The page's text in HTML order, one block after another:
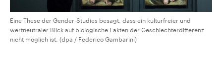
Eine These der Gender-Studies besagt, dass ein kulturfreier und
wertneutraler Blick auf biologische Fakten der Geschlechterdifferenz
nicht möglich ist. (dpa / Federico Gambarini)